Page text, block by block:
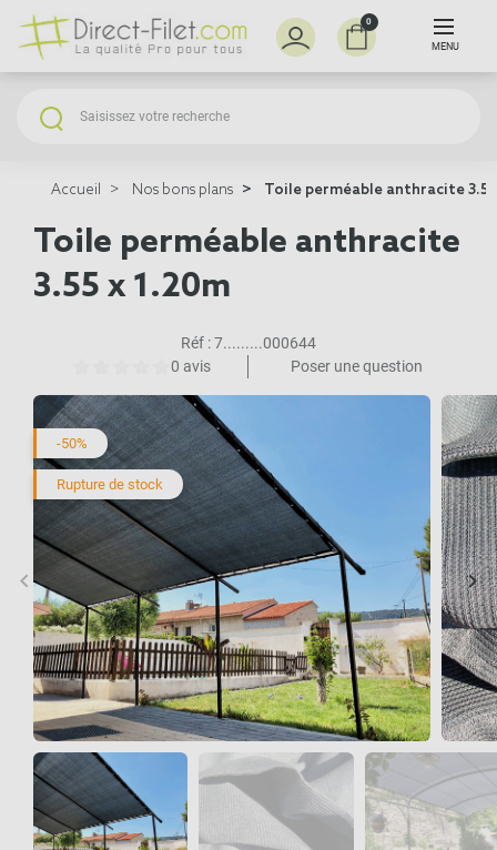
0
MENU
Accueil Nos bons plans Toile perméable anthracite 3.55
Toile perméable anthracite
3.55 x 1.20m
Réf :7.........000644
0 avis
Poser une question
-50%
Rupture de stock
Précédent
keyboard_arrow_left keyboard_arrow_right